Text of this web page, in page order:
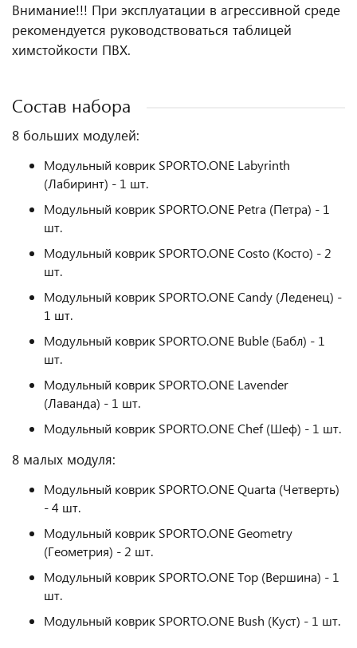
Внимание!!! При эксплуатации в агрессивной среде
рекомендуется руководствоваться таблицей
химстойкости ПВХ.
Состав набора
8 больших модулей:
Модульный коврик SPORTO.ONE Labyrinth
(Лабиринт) - 1 шт.
Модульный коврик SPORTO.ONE Petra (Петра) - 1
шт.
Модульный коврик SPORTO.ONE Сosto (Косто) - 2
шт.
Модульный коврик SPORTO.ONE Candy (Леденец) -
1 шт.
Модульный коврик SPORTO.ONE Buble (Бабл) - 1
шт.
Модульный коврик SPORTO.ONE Lavender
(Лаванда) - 1 шт.
Модульный коврик SPORTO.ONE Chef (Шеф) - 1 шт.
8 малых модуля:
Модульный коврик SPORTO.ONE Quarta (Четверть)
- 4 шт.
Модульный коврик SPORTO.ONE Geometry
(Геометрия) - 2 шт.
Модульный коврик SPORTO.ONE Top (Вершина) - 1
шт.
Модульный коврик SPORTO.ONE Bush (Куст) - 1 шт.